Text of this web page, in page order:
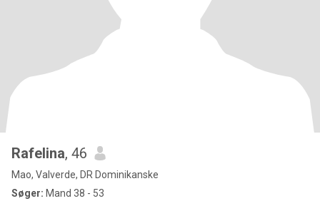
Rafelina, 46
Mao, Valverde, DR Dominikanske
Søger: Mand 38 - 53